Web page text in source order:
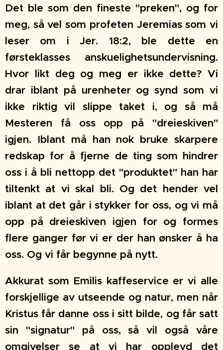
Det ble som den fineste "preken", og for
meg, så vel som profeten Jeremias som vi
leser om i Jer. 18:2, ble dette en
førsteklasses anskuelighetsundervisning.
Hvor likt deg og meg er ikke dette? Vi
drar iblant på urenheter og synd som vi
ikke riktig vil slippe taket i, og så må
Mesteren få oss opp på "dreieskiven"
igjen. Iblant må han nok bruke skarpere
redskap for å fjerne de ting som hindrer
oss i å bli nettopp det "produktet" han har
tiltenkt at vi skal bli. Og det hender vel
iblant at det går i stykker for oss, og vi må
opp på dreieskiven igjen for og formes
flere ganger før vi er der han ønsker å ha
oss. Og vi får begynne på nytt.
Akkurat som Emilis kaffeservice er vi alle
forskjellige av utseende og natur, men når
Kristus får danne oss i sitt bilde, og får satt
sin "signatur" på oss, så vil også våre
omgivelser se at vi har opplevd det